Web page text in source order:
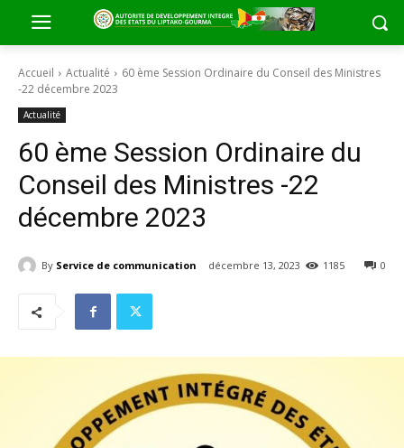
Accueil Actualité
60 ème Session Ordinaire du Conseil des Ministres
-22 décembre 2023
Actualité
60 ème Session Ordinaire du
Conseil des Ministres -22
décembre 2023
By Service de communication décembre 13, 2023 0
1185